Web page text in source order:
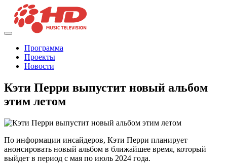
Программа
Проекты
Новости
Кэти Перри выпустит новый альбом
этим летом
По информации инсайдеров, Кэти Перри планирует
анонсировать новый альбом в ближайшее время, который
выйдет в период с мая по июль 2024 года.